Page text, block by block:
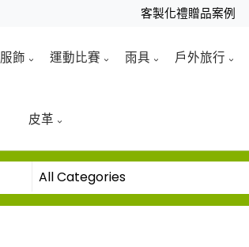
客製化禮贈品案例
服飾 運動比賽 雨具 戶外旅行
皮革